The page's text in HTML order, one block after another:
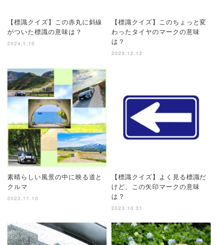
【標識クイズ】この赤丸に斜線
がついた標識の意味は？
2024.1.10
【標識クイズ】このちょっと変
わったタイヤのマークの意味
は？
2023.12.12
素晴らしい風景の中に映る道と
クルマ
2023.11.10
【標識クイズ】よく見る標識だ
けど、この矢印マークの意味
は？
2023.10.31